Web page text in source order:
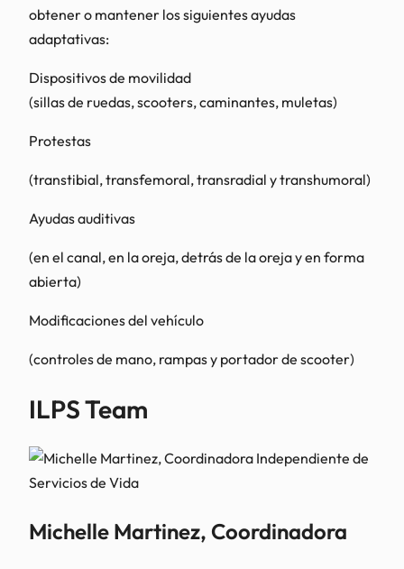
obtener o mantener los siguientes ayudas
adaptativas:
Dispositivos de movilidad
(sillas de ruedas, scooters, caminantes, muletas)
Protestas
(transtibial, transfemoral, transradial y transhumoral)
Ayudas auditivas
(en el canal, en la oreja, detrás de la oreja y en forma
abierta)
Modificaciones del vehículo
(controles de mano, rampas y portador de scooter)
ILPS Team
Michelle Martinez, Coordinadora